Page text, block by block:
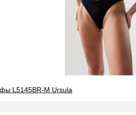
L5145BR-M Ursula